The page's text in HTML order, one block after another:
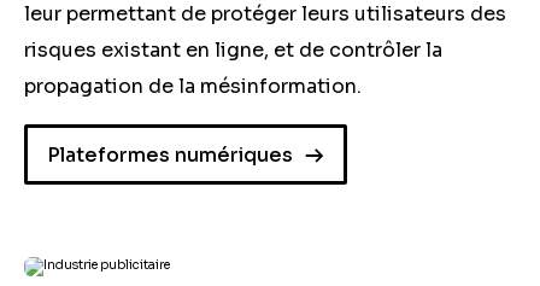
leur permettant de protéger leurs utilisateurs des
risques existant en ligne, et de contrôler la
propagation de la mésinformation.
Plateformes numériques